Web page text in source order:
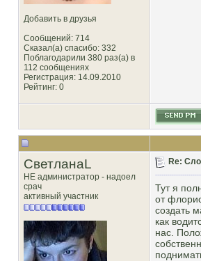
Добавить в друзья
Сообщений: 714
Сказал(а) спасибо: 332
Поблагодарили 380 раз(а) в
112 сообщениях
Регистрация: 14.09.2010
Рейтинг: 0
СветланаL
НЕ администратор - надоел
срач
активный участник
Re:
Тут я
от
создать
как
нас.